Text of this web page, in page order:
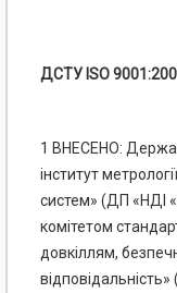
ДСТУ ISO
1 ВНЕСЕНО:
інститут
систем» (ДП «НДІ
комітетом
довкіллям,